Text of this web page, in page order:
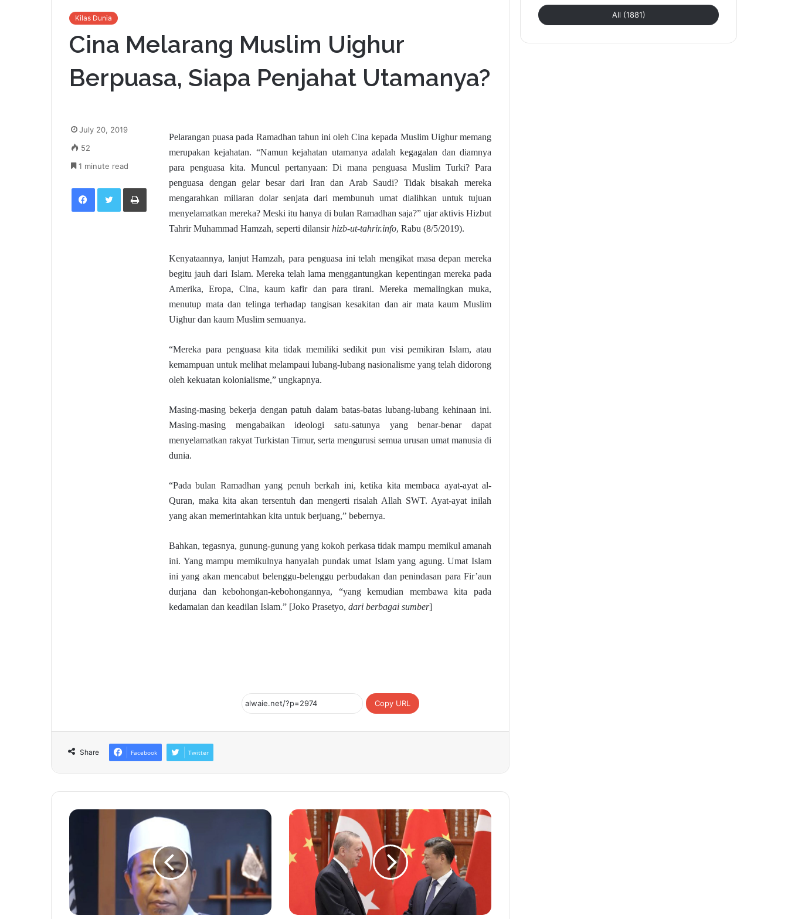
Kilas Dunia
Cina Melarang Muslim Uighur
Berpuasa, Siapa Penjahat Utamanya?
Pelarangan puasa pada Ramadhan tahun ini oleh Cina kepada Muslim Uighur memang
merupakan kejahatan. “Namun kejahatan utamanya adalah kegagalan dan diamnya
para penguasa kita. Muncul pertanyaan: Di mana penguasa Muslim Turki? Para
penguasa dengan gelar besar dari Iran dan Arab Saudi? Tidak bisakah mereka
mengarahkan miliaran dolar senjata dari membunuh umat dialihkan untuk tujuan
menyelamatkan mereka? Meski itu hanya di bulan Ramadhan saja?” ujar aktivis Hizbut
Tahrir Muhammad Hamzah, seperti dilansirhizb-ut-tahrir.info, Rabu (8/5/2019).
Kenyataannya, lanjut Hamzah, para penguasa ini telah mengikat masa depan mereka
begitu jauh dari Islam. Mereka telah lama menggantungkan kepentingan mereka pada
Amerika, Eropa, Cina, kaum kafir dan para tirani. Mereka memalingkan muka,
menutup mata dan telinga terhadap tangisan kesakitan dan air mata kaum Muslim
Uighur dan kaum Muslim semuanya.
“Mereka para penguasa kita tidak memiliki sedikit pun visi pemikiran Islam, atau
kemampuan untuk melihat melampaui lubang-lubang nasionalisme yang telah didorong
oleh kekuatan kolonialisme,” ungkapnya.
Masing-masing bekerja dengan patuh dalam batas-batas lubang-lubang kehinaan ini.
Masing-masing mengabaikan ideologi satu-satunya yang benar-benar dapat
menyelamatkan rakyat Turkistan Timur, serta mengurusi semua urusan umat manusia di
dunia.
“Pada bulan Ramadhan yang penuh berkah ini, ketika kita membaca ayat-ayat al-
Quran, maka kita akan tersentuh dan mengerti risalah Allah SWT. Ayat-ayat inilah
yang akan memerintahkan kita untuk berjuang,” bebernya.
Bahkan, tegasnya, gunung-gunung yang kokoh perkasa tidak mampu memikul amanah
ini. Yang mampu memikulnya hanyalah pundak umat Islam yang agung. Umat Islam
ini yang akan mencabut belenggu-belenggu perbudakan dan penindasan para Fir’aun
durjana dan kebohongan-kebohongannya, “yang kemudian membawa kita pada
kedamaian dan keadilan Islam.” [Joko Prasetyo, dari berbagai sumber]
Copy URL
July 20, 2019
52
1 minute read
Facebook Twitter Print
Share Facebook Twitter
All (1881)